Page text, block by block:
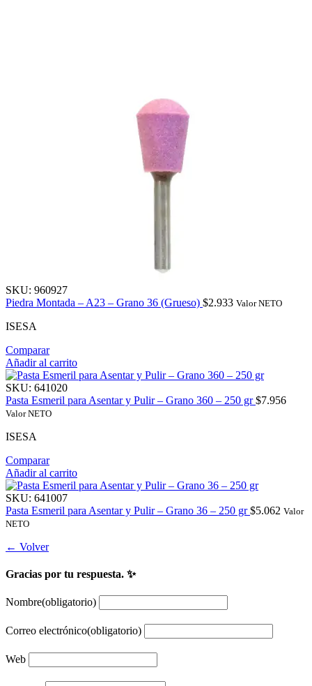
SKU: 960927
Piedra Montada – A23 – Grano 36 (Grueso) $2.933 Valor NETO
ISESA
Comparar
Añadir al carrito
SKU: 641020
Pasta Esmeril para Asentar y Pulir – Grano 360 – 250 gr$7.956
Valor NETO
ISESA
Comparar
Añadir al carrito
SKU: 641007
Pasta Esmeril para Asentar y Pulir – Grano 36 – 250 gr$5.062 Valor
NETO
← Volver
Gracias por tu respuesta. ✨
Nombre(obligatorio)
Correo electrónico(obligatorio)
Web